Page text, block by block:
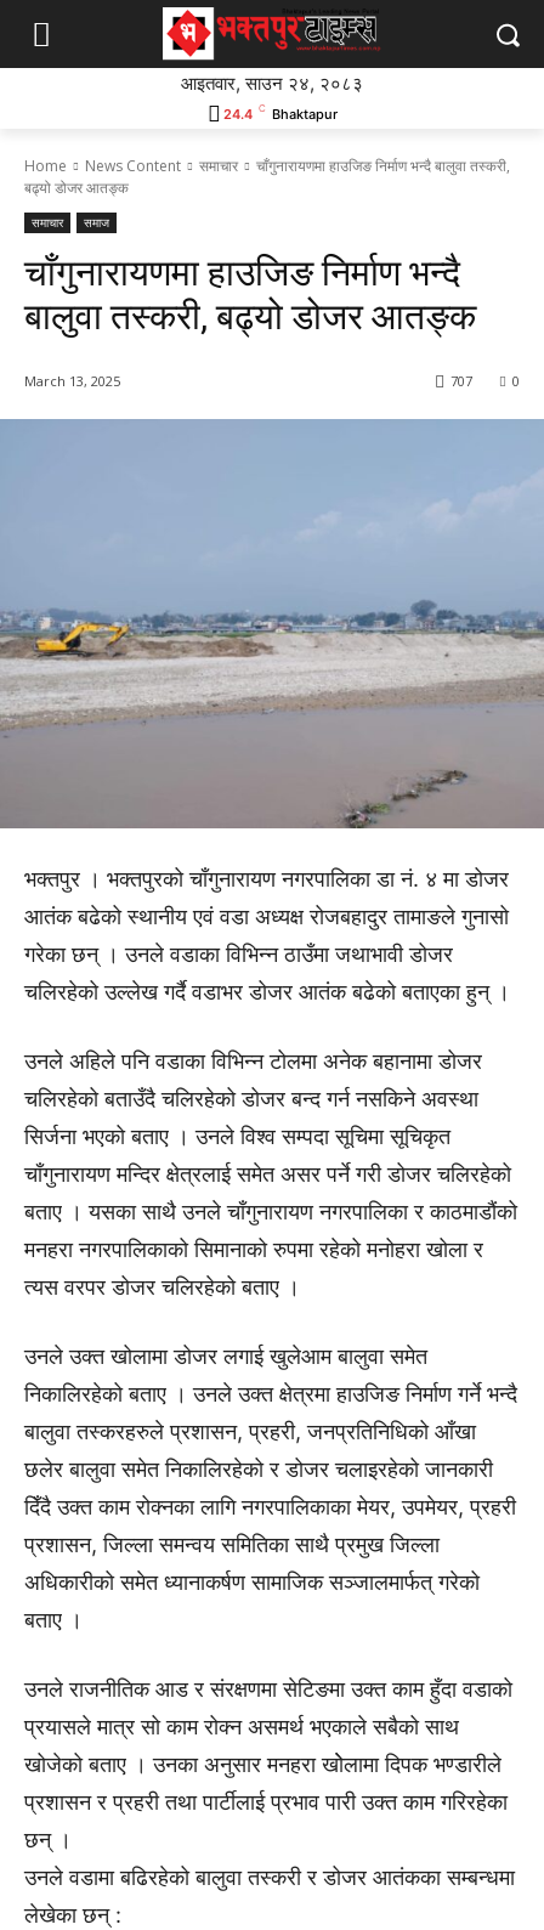
आइतवार, साउन २४, २०८३
24.4 C Bhaktapur
Home News Content समाचार
चाँगुनारायणमा हाउजिङ निर्माण भन्दै बालुवा तस्करी,
बढ्यो डोजर आतङ्क
समाचार समाज
चाँगुनारायणमा हाउजिङ निर्माण भन्दै
बालुवा तस्करी, बढ्यो डोजर आतङ्क
March 13, 2025 0
707
भक्तपुर । भक्तपुरको चाँगुनारायण नगरपालिका डा नं. ४ मा डोजर
आतंक बढेको स्थानीय एवं वडा अध्यक्ष रोजबहादुर तामाङले गुनासो
गरेका छन् । उनले वडाका विभिन्न ठाउँमा जथाभावी डोजर
चलिरहेको उल्लेख गर्दै वडाभर डोजर आतंक बढेको बताएका हुन् ।
उनले अहिले पनि वडाका विभिन्न टोलमा अनेक बहानामा डोजर
चलिरहेको बताउँदै चलिरहेको डोजर बन्द गर्न नसकिने अवस्था
सिर्जना भएको बताए । उनले विश्व सम्पदा सूचिमा सूचिकृत
चाँगुनारायण मन्दिर क्षेत्रलाई समेत असर पर्ने गरी डोजर चलिरहेको
बताए । यसका साथै उनले चाँगुनारायण नगरपालिका र काठमाडौंको
मनहरा नगरपालिकाको सिमानाको रुपमा रहेको मनोहरा खोला र
त्यस वरपर डोजर चलिरहेको बताए ।
उनले उक्त खोलामा डोजर लगाई खुलेआम बालुवा समेत
निकालिरहेको बताए । उनले उक्त क्षेत्रमा हाउजिङ निर्माण गर्ने भन्दै
बालुवा तस्करहरुले प्रशासन, प्रहरी, जनप्रतिनिधिको आँखा
छलेर बालुवा समेत निकालिरहेको र डोजर चलाइरहेको जानकारी
दिँदै उक्त काम रोक्नका लागि नगरपालिकाका मेयर, उपमेयर, प्रहरी
प्रशासन, जिल्ला समन्वय समितिका साथै प्रमुख जिल्ला
अधिकारीको समेत ध्यानाकर्षण सामाजिक सञ्जालमार्फत् गरेको
बताए ।
उनले राजनीतिक आड र संरक्षणमा सेटिङमा उक्त काम हुँदा वडाको
प्रयासले मात्र सो काम रोक्न असमर्थ भएकाले सबैको साथ
खोजेको बताए । उनका अनुसार मनहरा खोेलामा दिपक भण्डारीले
प्रशासन र प्रहरी तथा पार्टीलाई प्रभाव पारी उक्त काम गरिरहेका
छन् ।
उनले वडामा बढिरहेको बालुवा तस्करी र डोजर आतंकका सम्बन्धमा
लेखेका छन् :